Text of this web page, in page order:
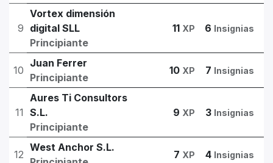
9
Vortex dimensión
digital SLL
Principiante
11 XP 6 Insignias
10
Juan Ferrer
Principiante
10 XP 7 Insignias
11
Aures Ti Consultors
S.L.
Principiante
9 XP 3 Insignias
12
West Anchor S.L.
7 XP 4 Insignias